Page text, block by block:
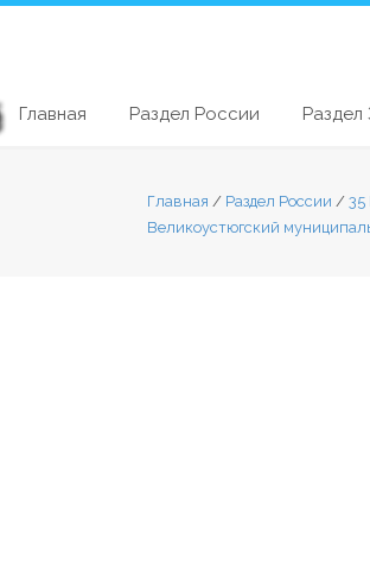
Главная Раздел России Раздел
Главная / Раздел России / 35
Великоустюгский